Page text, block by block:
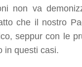
non va
che il nostro
seppur con le
in questi casi.